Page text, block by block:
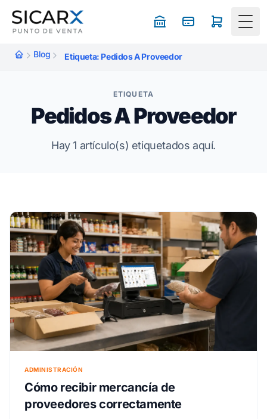
Blog Etiqueta: Pedidos A Proveedor
ETIQUETA
Pedidos A Proveedor
Hay 1 artículo(s) etiquetados aquí.
ADMINISTRACIÓN
Cómo recibir mercancía de
proveedores correctamente